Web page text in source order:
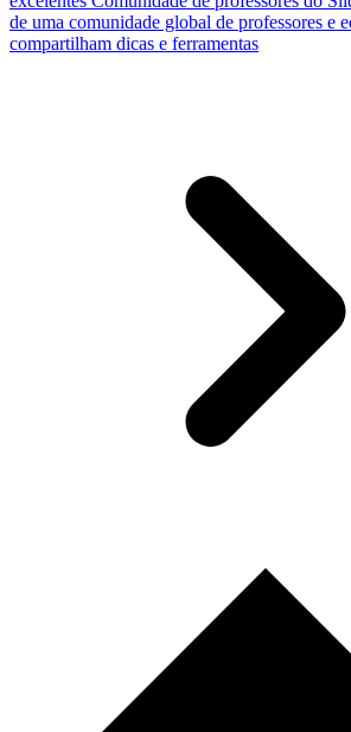
de uma comunidade global de professores e
compartilham dicas e ferramentas